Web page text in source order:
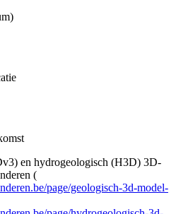
en hydrogeologisch (H3D) 3D-
(
page/geologisch-3d-model-